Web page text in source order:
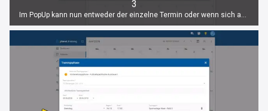
3
Im PopUp kann nun entweder der einzelne Termin oder wenn sich ab diesem Termin alle Einheiten der Phase verändern auch die Trainingsphase bearbeitet werden. Um die Termine der Phase zu ändern einfach auf “Trainingsphase bearbeiten” klicken.